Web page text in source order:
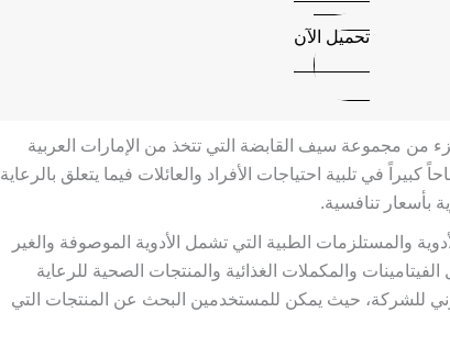
تحميل الآن
سيف أون لاين عام 2015، وهي جزء من مجموعة سيف القابضة التي تتخذ من الإمارات العربية
في تلبية احتياجات الأفراد والعائلات فيما يتعلق بالرعاية
بأسعار تنافسية.
والمستلزمات الطبية التي تشمل الأدوية الموصوفة والغير
والمكملات الغذائية والمنتجات الصحية للرعاية
للشركة، حيث يمكن للمستخدمين البحث عن المنتجات التي